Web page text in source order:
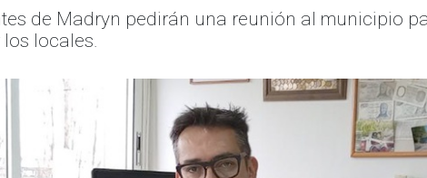
de Madryn pedirán una reunión al municipio
locales.